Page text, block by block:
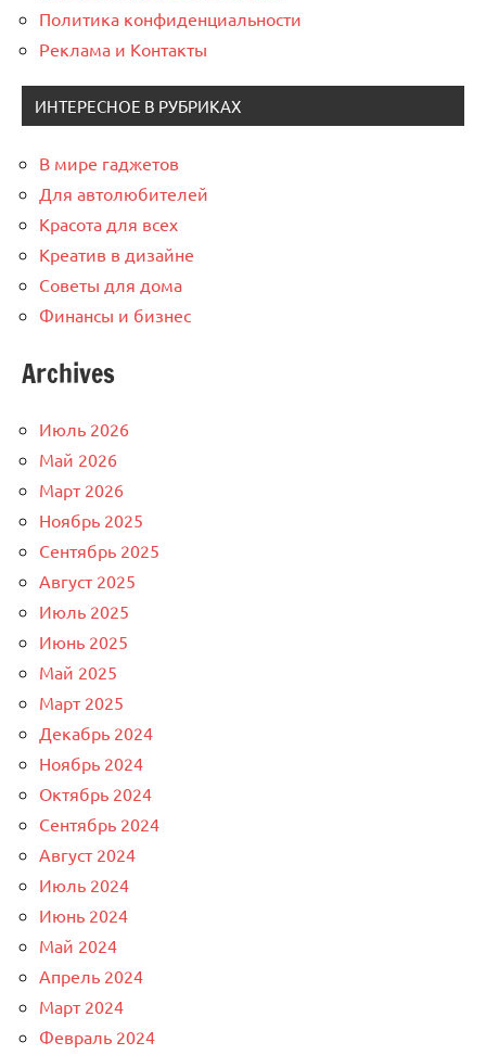
Политика конфиденциальности
Реклама и Контакты
ИНТЕРЕСНОЕ В РУБРИКАХ
В мире гаджетов
Для автолюбителей
Красота для всех
Креатив в дизайне
Советы для дома
Финансы и бизнес
Archives
Июль 2026
Май 2026
Март 2026
Ноябрь 2025
Сентябрь 2025
Август 2025
Июль 2025
Июнь 2025
Май 2025
Март 2025
Декабрь 2024
Ноябрь 2024
Октябрь 2024
Сентябрь 2024
Август 2024
Июль 2024
Июнь 2024
Май 2024
Апрель 2024
Март 2024
Февраль 2024